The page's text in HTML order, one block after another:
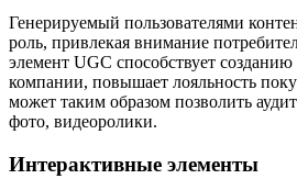
Генерируемый пользователями
роль, привлекая внимание
элемент UGC способствует
компании, повышает лояльность
может таким образом позволить
фото, видеоролики.
Интерактивные элементы